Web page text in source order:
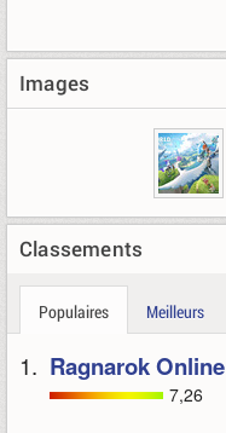
Images
Classements
Populaires Meilleurs
1. Ragnarok Online
7,26